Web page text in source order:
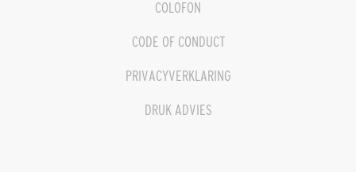
COLOFON
CODE OF CONDUCT
PRIVACYVERKLARING
DRUK ADVIES